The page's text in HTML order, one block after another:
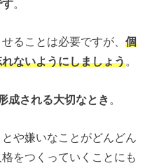
す。
ることは必要ですが、個
ないようにしましょう。
成される大切なとき
や嫌いなことがどんどん
をつくっていくことにも